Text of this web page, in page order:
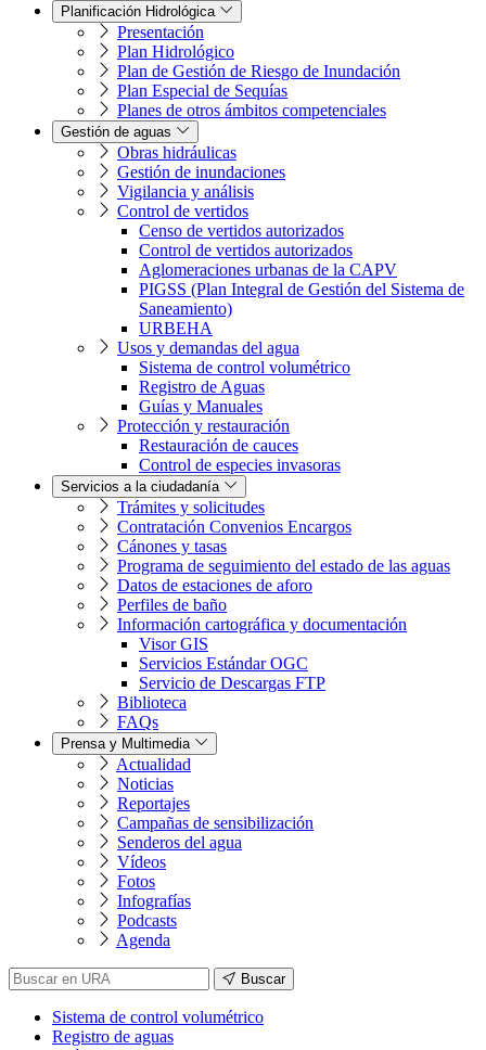
Planificación Hidrológica
Presentación
Plan Hidrológico
Plan de Gestión de Riesgo de Inundación
Plan Especial de Sequías
Planes de otros ámbitos competenciales
Gestión de aguas
Obras hidráulicas
Gestión de inundaciones
Vigilancia y análisis
Control de vertidos
Censo de vertidos autorizados
Control de vertidos autorizados
Aglomeraciones urbanas de la CAPV
PIGSS (Plan Integral de Gestión del Sistema de
Saneamiento)
URBEHA
Usos y demandas del agua
Sistema de control volumétrico
Registro de Aguas
Guías y Manuales
Protección y restauración
Restauración de cauces
Control de especies invasoras
Servicios a la ciudadanía
Trámites y solicitudes
Contratación Convenios Encargos
Cánones y tasas
Programa de seguimiento del estado de las aguas
Datos de estaciones de aforo
Perfiles de baño
Información cartográfica y documentación
Visor GIS
Servicios Estándar OGC
Servicio de Descargas FTP
Biblioteca
FAQs
Prensa y Multimedia
Actualidad
Noticias
Reportajes
Campañas de sensibilización
Senderos del agua
Vídeos
Fotos
Infografías
Podcasts
Agenda
Buscar
Sistema de control volumétrico
Registro de aguas